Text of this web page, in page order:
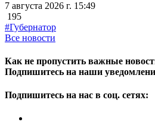
7 августа 2026 г. 15:49
195
#Губернатор
Все новости
Как не пропустить важные
Подпишитесь на наши
Подпишитесь на нас в соц. сетях: